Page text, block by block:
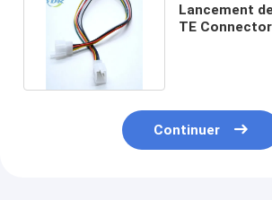
Lancement
TE
Continuer